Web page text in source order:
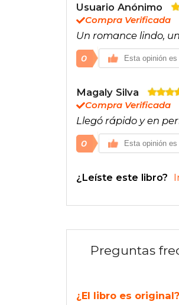
Usuario Anónimo
Compra Verificada
Un romance lindo,
0 Esta opinión es
Magaly Silva
Compra Verificada
Llegó rápido y en
0 Esta opinión es
¿Leíste este libro?
Preguntas
¿El libro es original?